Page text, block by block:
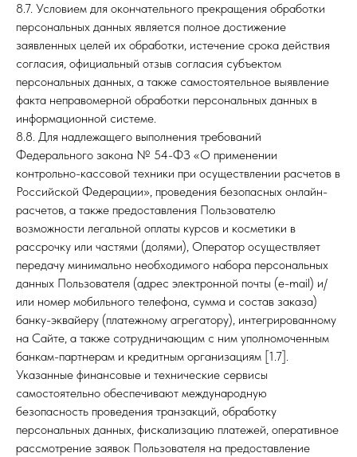
8.7. Условием для окончательного прекращения обработки
персональных данных является полное достижение
заявленных целей их обработки, истечение срока действия
согласия, официальный отзыв согласия субъектом
персональных данных, а также самостоятельное выявление
факта неправомерной обработки персональных данных в
информационной системе.
8.8. Для надлежащего выполнения требований
Федерального закона № 54-ФЗ «О применении
контрольно-кассовой техники при осуществлении расчетов в
Российской Федерации», проведения безопасных онлайн-
расчетов, а также предоставления Пользователю
возможности легальной оплаты курсов и косметики в
рассрочку или частями (долями), Оператор осуществляет
передачу минимально необходимого набора персональных
данных Пользователя (адрес электронной почты (e-mail) и/
или номер мобильного телефона, сумма и состав заказа)
банку-эквайеру (платежному агрегатору), интегрированному
на Сайте, а также сотрудничающим с ним уполномоченным
банкам-партнерам и кредитным организациям [1.7].
Указанные финансовые и технические сервисы
самостоятельно обеспечивают международную
безопасность проведения транзакций, обработку
персональных данных, фискализацию платежей, оперативное
рассмотрение заявок Пользователя на предоставление